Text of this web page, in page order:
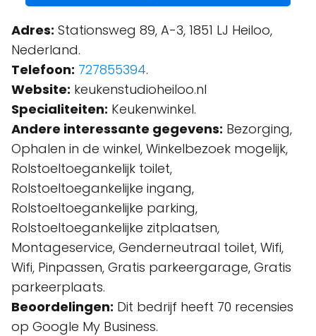
Adres: Stationsweg 89, A-3, 1851 LJ Heiloo,
Nederland.
Telefoon: 727855394.
Website: keukenstudioheiloo.nl
Specialiteiten: Keukenwinkel.
Andere interessante gegevens: Bezorging,
Ophalen in de winkel, Winkelbezoek mogelijk,
Rolstoeltoegankelijk toilet,
Rolstoeltoegankelijke ingang,
Rolstoeltoegankelijke parking,
Rolstoeltoegankelijke zitplaatsen,
Montageservice, Genderneutraal toilet, Wifi,
Wifi, Pinpassen, Gratis parkeergarage, Gratis
parkeerplaats.
Beoordelingen: Dit bedrijf heeft 70 recensies
op Google My Business.